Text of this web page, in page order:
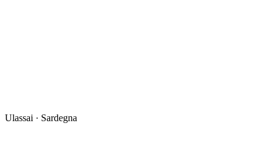
Ulassai · Sardegna